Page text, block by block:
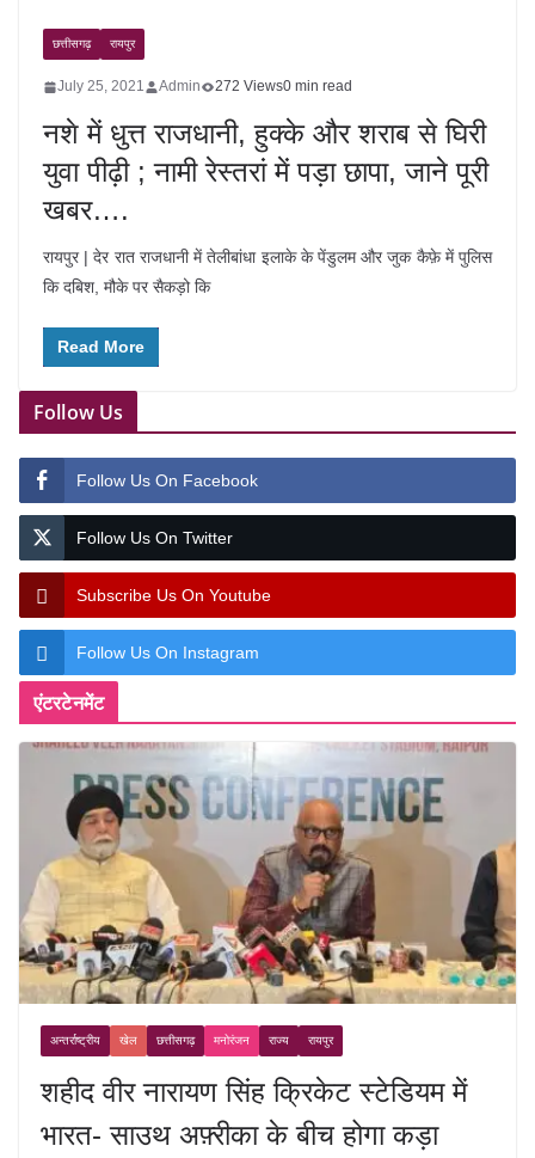
छत्तीसगढ़ रायपुर
July 25, 2021 Admin 272 Views0 min read
नशे में धुत्त राजधानी, हुक्के और शराब से घिरी
युवा पीढ़ी ; नामी रेस्तरां में पड़ा छापा, जाने पूरी
खबर….
रायपुर | देर रात राजधानी में तेलीबांधा इलाके के पेंडुलम और जुक कैफ़े में पुलिस
कि दबिश, मौके पर सैकड़ो कि
Read More
Follow Us
Follow Us On Facebook
Follow Us On Twitter
Subscribe Us On Youtube
Follow Us On Instagram
एंटरटेनमेंट
अन्तर्राष्ट्रीय खेल छत्तीसगढ़ मनोरंजन राज्य रायपुर
शहीद वीर नारायण सिंह क्रिकेट स्टेडियम में
भारत- साउथ अफ़्रीका के बीच होगा कड़ा